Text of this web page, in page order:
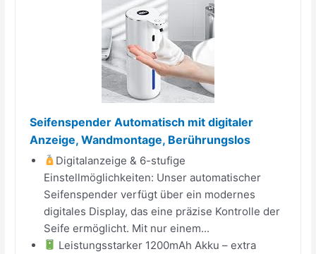
Seifenspender Automatisch mit digitaler
Anzeige, Wandmontage, Berührungslos
Digitalanzeige & 6-stufige
Einstellmöglichkeiten: Unser automatischer
Seifenspender verfügt über ein modernes
digitales Display, das eine präzise Kontrolle der
Seife ermöglicht. Mit nur einem...
Leistungsstarker 1200mAh Akku – extra